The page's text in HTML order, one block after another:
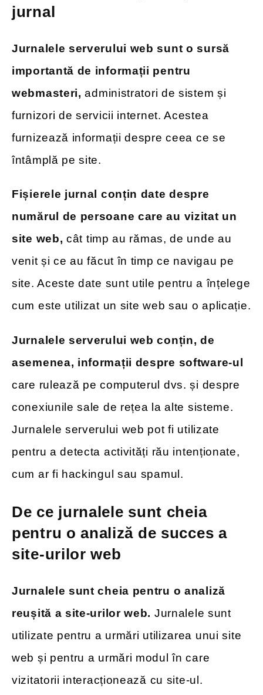
jurnal
Jurnalele serverului web sunt o sursă
importantă de informații pentru
webmasteri, administratori de sistem și
furnizori de servicii internet. Acestea
furnizează informații despre ceea ce se
întâmplă pe site.
Fișierele jurnal conțin date despre
numărul de persoane care au vizitat un
site web, cât timp au rămas, de unde au
venit și ce au făcut în timp ce navigau pe
site. Aceste date sunt utile pentru a înțelege
cum este utilizat un site web sau o aplicație.
Jurnalele serverului web conțin, de
asemenea, informații despre software-ul
care rulează pe computerul dvs. și despre
conexiunile sale de rețea la alte sisteme.
Jurnalele serverului web pot fi utilizate
pentru a detecta activități rău intenționate,
cum ar fi hackingul sau spamul.
De ce jurnalele sunt cheia
pentru o analiză de succes a
site-urilor web
Jurnalele sunt cheia pentru o analiză
reușită a site-urilor web. Jurnalele sunt
utilizate pentru a urmări utilizarea unui site
web și pentru a urmări modul în care
vizitatorii interacționează cu site-ul.